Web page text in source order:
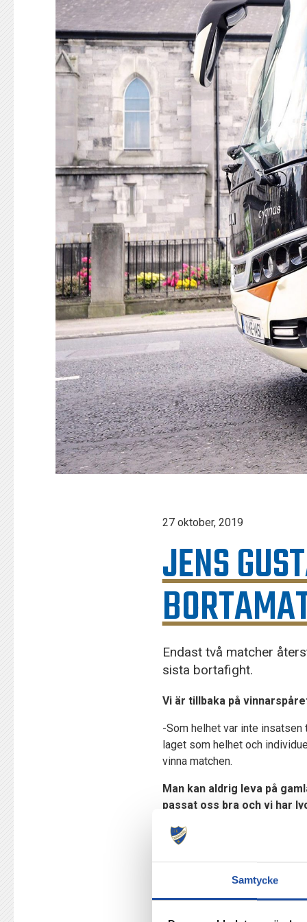
Samtycke
KONTAKT
125-IFKARE
27 oktober, 2019
JENS
Endast två matcher
sista bortafight.
Vi är tillbaka på
-Som helhet var inte
laget som helhet och
vinna matchen.
Man kan aldrig leva på
passat oss bra och vi har
-Det är svårt att säga. Under
gånger om. Det är mer en
Vad kan vi förvänta oss för
-Två lag som gärna har